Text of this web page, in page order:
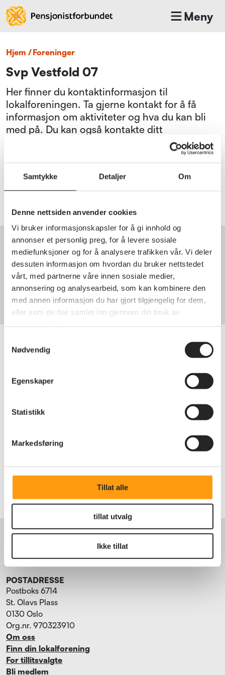
Samtykke Detaljer Om
Denne nettsiden anvender cookies
Vi bruker informasjonskapsler for å gi innhold og
annonser et personlig preg, for å levere sosiale
mediefunksjoner og for å analysere trafikken vår. Vi deler
dessuten informasjon om hvordan du bruker nettstedet
vårt, med partnerne våre innen sosiale medier,
annonsering og analysearbeid, som kan kombinere den
med annen informasjon du har gjort tilgjengelig for dem,
eller som de har samlet inn gjennom din bruk av
Nødvendig
Egenskaper
Statistikk
Markedsføring
Tillat alle
tillat utvalg
Ikke tillat
Meny
Hjem / foreninger
Svp Vestfold 07
Her finner du kontaktinformasjon til
lokalforeningen. Ta gjerne kontakt for å få
informasjon om aktiviteter og hva du kan bli
med på. Du kan også kontakte ditt
Bli medlem
Kontakt oss
Styret
Roar Gãrtner
90737045
gartner@online.no
Organisasjonsnummer
pensjonistforbundet
Bli medlem hos oss og få tilgang til
og bli med på
lokale aktiviteter og arrangementer.
Logg inn Bli medlem
Torggata 15
Tlf. 22 34 87 70
POSTADRESSE
Postboks 6714
St. Olavs Plass
0130 Oslo
Org.nr. 970323910
Om oss
Finn din lokalforening
For tillitsvalgte
Bli medlem